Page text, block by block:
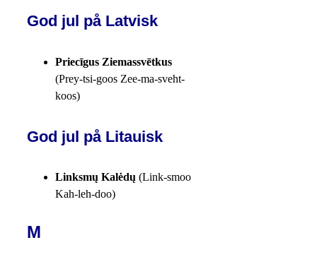
God jul på Latvisk
Priecīgus Ziemassvētkus
(Prey-tsi-goos Zee-ma-sveht-
koos)
God jul på Litauisk
Linksmų Kalėdų (Link-smoo
Kah-leh-doo)
M